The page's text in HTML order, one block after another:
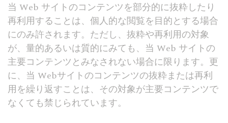
当 Web サイトのコンテンツを部分的に抜粋したり
再利用することは、個人的な閲覧を目的とする場合
にのみ許されます。ただし、抜粋や再利用の対象
が、量的あるいは質的にみても、当 Web サイトの
主要コンテンツとみなされない場合に限ります。更
に、当 Webサイトのコンテンツの抜粋または再利
用を繰り返すことは、その対象が主要コンテンツで
なくても禁じられています。